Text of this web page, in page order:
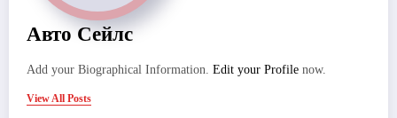
Авто Сейлс
Add your Biographical Information. Edit your Profile now.
View All Posts